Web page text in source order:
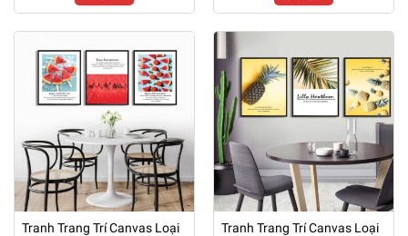
Tranh Trang Trí Canvas Loại
Tranh Trang Trí Canvas Loại